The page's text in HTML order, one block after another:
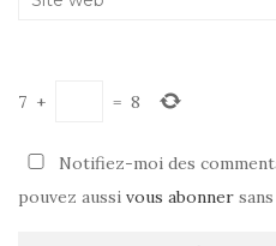
7 + = 8
Notifiez-moi des
pouvez aussi vous abonner